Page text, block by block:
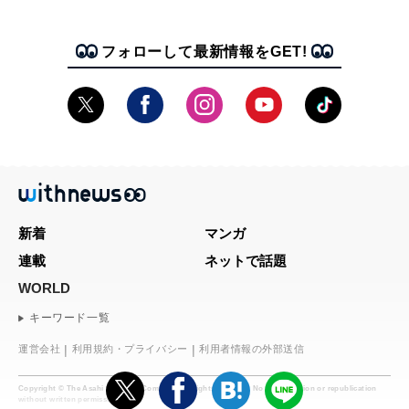
フォローして最新情報をGET!
Copyright © The Asahi Shimbun Company. All rights reserved. No reproduction or republication
without written permission.
新着
マンガ
連載
ネットで話題
WORLD
キーワード一覧
運営会社 利用規約・プライバシー 利用者情報の外部送信